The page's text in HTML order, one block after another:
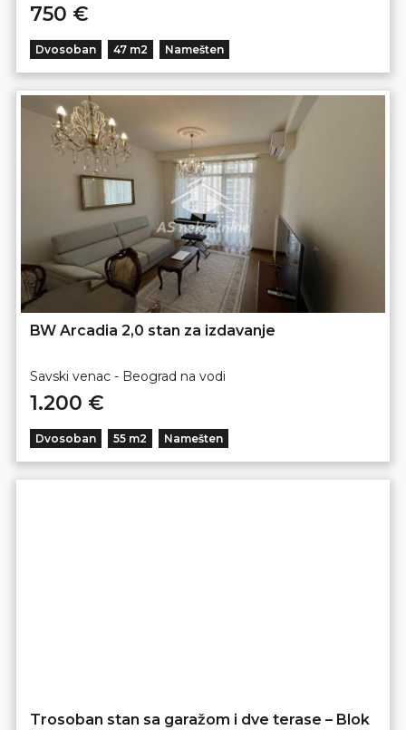
750 €
Dvosoban 47 m2 Namešten
BW Arcadia 2,0 stan za izdavanje
Savski venac - Beograd na vodi
1.200 €
Dvosoban 55 m2 Namešten
Trosoban stan sa garažom i dve terase – Blok